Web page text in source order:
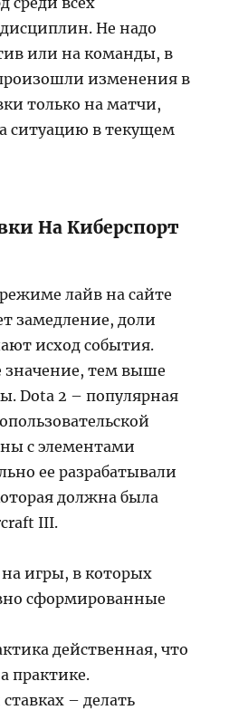
Не надо
или на команды, в
изменения в
только на матчи,
ситуацию в текущем
На Киберспорт
лайв на сайте
замедление, доли
исход события.
тем выше
Dota 2 – популярная
с элементами
ее разрабатывали
должна была
III.
игры, в которых
сформированные
действенная, что
практике.
– делать